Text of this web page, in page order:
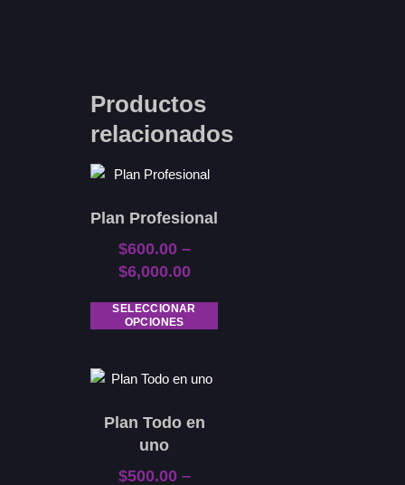
Productos
relacionados
Plan Profesional
$600.00 –
$6,000.00
SELECCIONAR
OPCIONES
Plan Todo en
uno
$500.00 –